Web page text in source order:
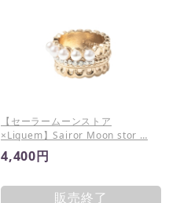
【セーラームーンストア
×Liquem】Sairor Moon stor …
4,400円
販売終了